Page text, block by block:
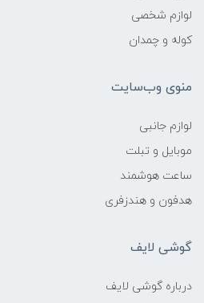
لوازم شخصی
کوله و چمدان
منوی وب‌سایت
لوازم جانبی
موبایل و تبلت
ساعت هوشمند
هدفون و هندزفری
گوشی لایف
درباره گوشی لایف